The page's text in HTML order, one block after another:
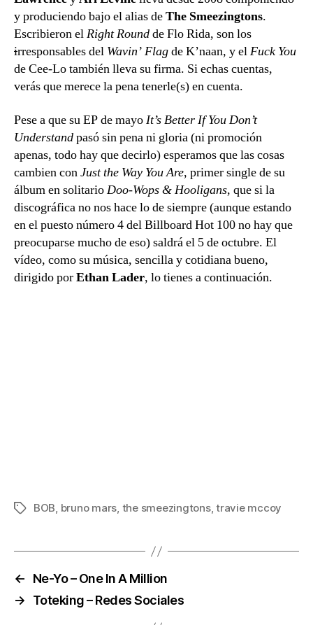
y produciendo bajo el alias deThe Smeezingtons.
Escribieron elRight Roundde Flo Rida, son los
irresponsables del Wavin’ Flagde K’naan, y elFuck You
de Cee-Lo también lleva su firma. Si echas cuentas,
verás que merece la pena tenerle(s) en cuenta.
Pese a que su EP de mayoIt’s Better If You Don’t
Understandpasó sin pena ni gloria (ni promoción
apenas, todo hay que decirlo) esperamos que las cosas
cambien conJust the Way You Are, primer single de su
álbum en solitarioDoo-Wops & Hooligans, que si la
discográfica no nos hace lo de siempre (aunque estando
en el puesto número 4 del Billboard Hot 100 no hay que
preocuparse mucho de eso) saldrá el 5 de octubre. El
vídeo, como su música, sencilla y cotidiana bueno,
dirigido porEthan Lader, lo tienes a continuación.
Etiquetas
BOB, bruno mars, the smeezingtons,travie mccoy
←
Ne-Yo – One In A Million
→
Toteking – Redes Sociales